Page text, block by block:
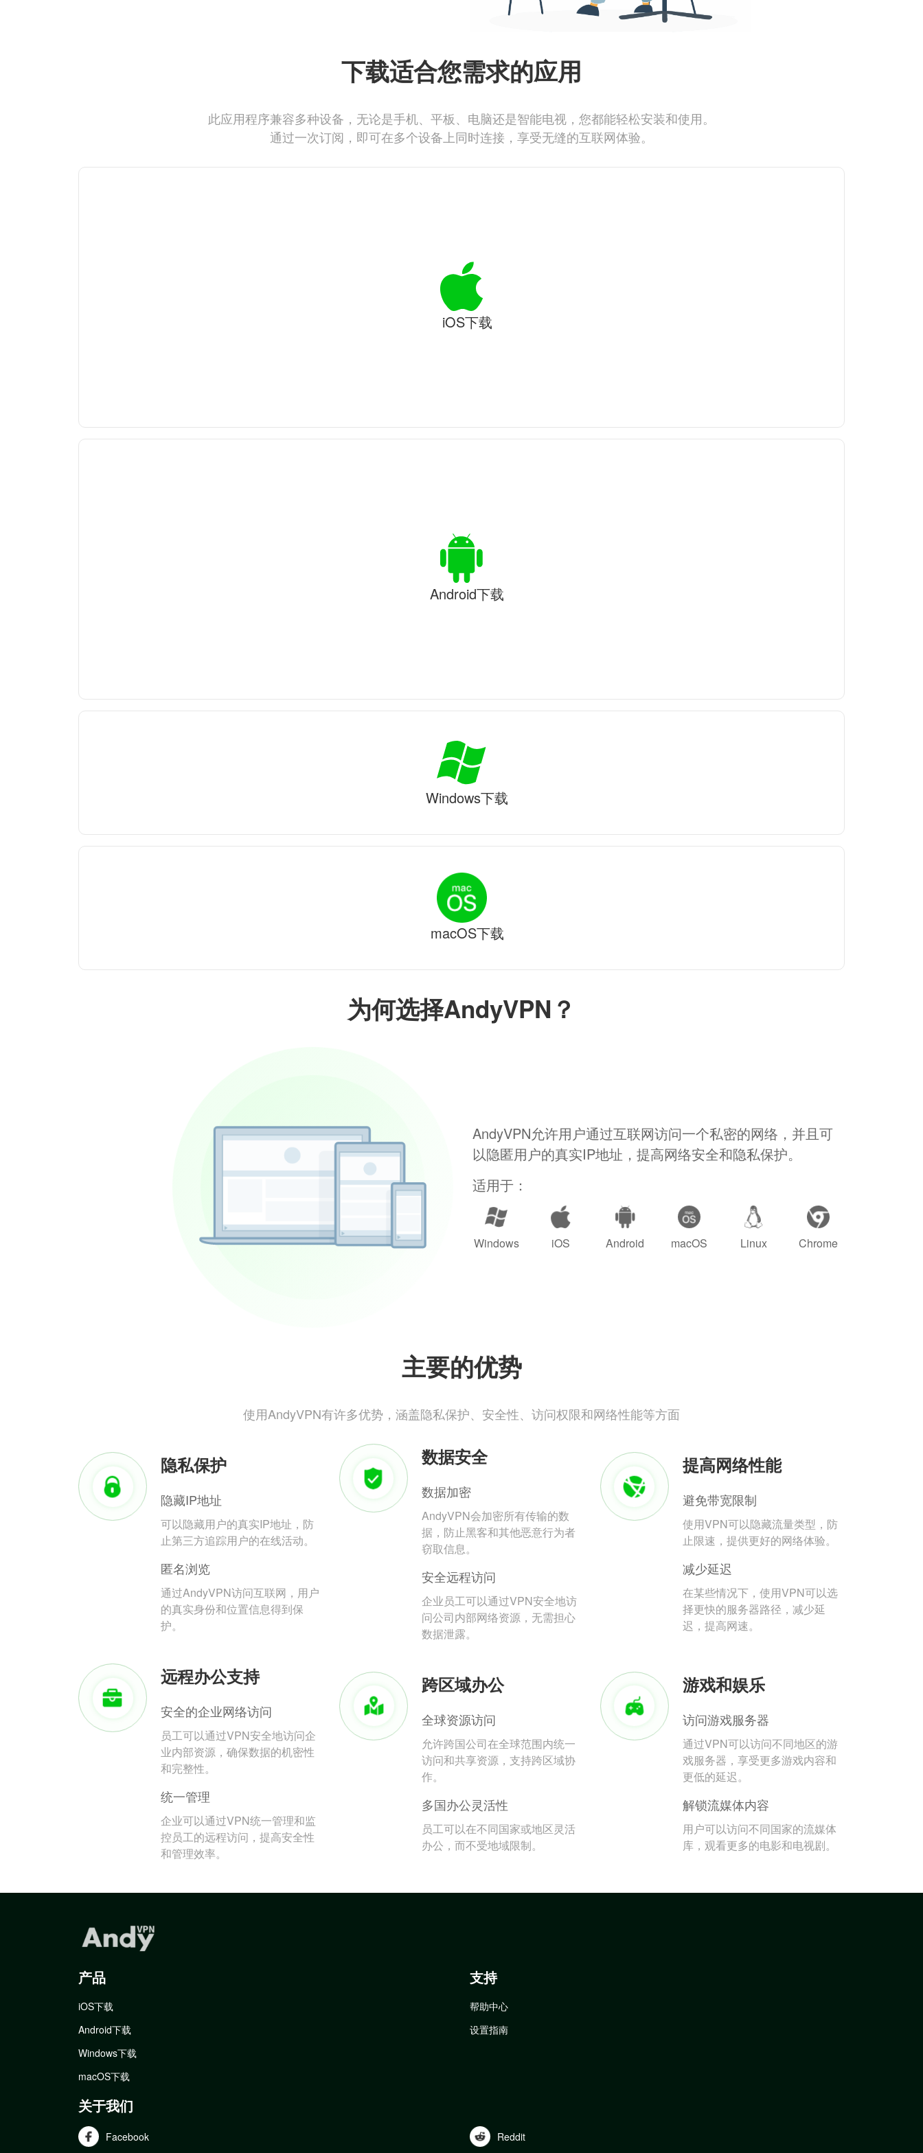
为何选择AndyVPN？
AndyVPN允许用户通过互联网访问一个私密的网络，并且可
以隐匿用户的真实IP地址，提高网络安全和隐私保护。
适用于：
Windows iOS Android macOS Linux Chrome
主要的优势
使用AndyVPN有许多优势，涵盖隐私保护、安全性、访问权限和网络性能等方面
隐私保护
隐藏IP地址
可以隐藏用户的真实IP地址，防
止第三方追踪用户的在线活动。
匿名浏览
通过AndyVPN访问互联网，用户
的真实身份和位置信息得到保
护。
数据安全
数据加密
AndyVPN会加密所有传输的数
据，防止黑客和其他恶意行为者
窃取信息。
安全远程访问
企业员工可以通过VPN安全地访
问公司内部网络资源，无需担心
数据泄露。
提高网络性能
避免带宽限制
使用VPN可以隐藏流量类型，防
止限速，提供更好的网络体验。
减少延迟
在某些情况下，使用VPN可以选
择更快的服务器路径，减少延
迟，提高网速。
远程办公支持
安全的企业网络访问
员工可以通过VPN安全地访问企
业内部资源，确保数据的机密性
和完整性。
统一管理
企业可以通过VPN统一管理和监
控员工的远程访问，提高安全性
和管理效率。
跨区域办公
全球资源访问
允许跨国公司在全球范围内统一
访问和共享资源，支持跨区域协
作。
多国办公灵活性
员工可以在不同国家或地区灵活
办公，而不受地域限制。
游戏和娱乐
访问游戏服务器
通过VPN可以访问不同地区的游
戏服务器，享受更多游戏内容和
更低的延迟。
解锁流媒体内容
用户可以访问不同国家的流媒体
库，观看更多的电影和电视剧。
下载适合您需求的应用
此应用程序兼容多种设备，无论是手机、平板、电脑还是智能电视，您都能轻松安装和使用。
通过一次订阅，即可在多个设备上同时连接，享受无缝的互联网体验。
iOS下载
Android下载
Windows下载
macOS下载
产品
iOS下载
Android下载
Windows下载
macOS下载
支持
帮助中心
设置指南
关于我们
Facebook Reddit